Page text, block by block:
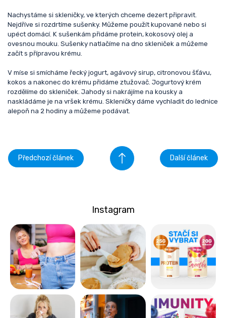
Nachystáme si skleničky, ve kterých chceme dezert připravit.
Nejdříve si rozdrtíme sušenky. Můžeme použít kupované nebo si
upéct domácí. K sušenkám přidáme protein, kokosový olej a
ovesnou mouku. Sušenky natlačíme na dno skleniček a můžeme
začít s přípravou krému.
V míse si smícháme řecký jogurt, agávový sirup, citronovou šťávu,
kokos a nakonec do krému přidáme ztužovač. Jogurtový krém
rozdělíme do skleniček. Jahody si nakrájíme na kousky a
naskládáme je na vršek krému. Skleničky dáme vychladit do lednice
alepoň na 2 hodiny a můžeme podávat.
Předchozí článek Další článek
Instagram